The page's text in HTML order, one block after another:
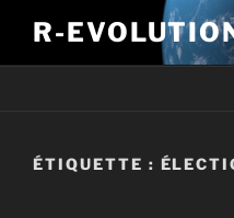
R-
ÉTIQUETTE :